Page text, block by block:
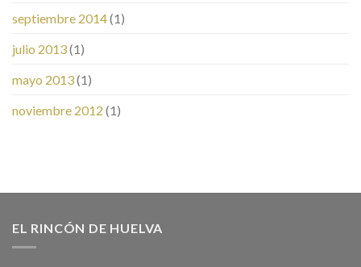
septiembre 2014(1)
julio 2013(1)
mayo 2013(1)
noviembre 2012 (1)
EL RINCÓN DE HUELVA